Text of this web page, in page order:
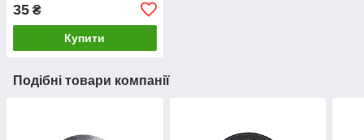
35 ₴
Купити
Подібні товари компанії